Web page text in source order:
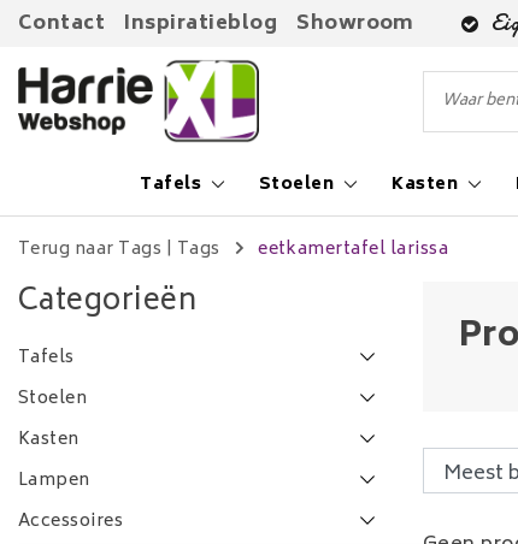
Contact Inspiratieblog Showroom
Tafels Stoelen Kasten
Terug naar Tags | Tags eetkamertafel larissa
Categorieën
Tafels
Stoelen
Kasten
Lampen
Accessoires